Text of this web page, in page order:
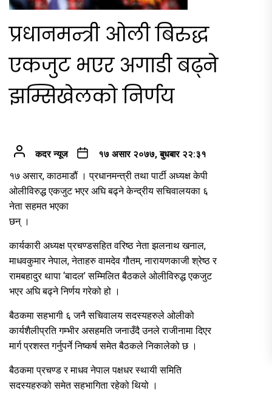
प्रधानमन्त्री ओली बिरुद्ध
एकजुट भएर अगाडी बढ्ने
झम्सिखेलको निर्णय
कदर न्यूज १७ असार २०७७, बुधबार २२:३१
१७ असार, काठमाडौं । प्रधानमन्त्री तथा पार्टी अध्यक्ष केपी
ओलीविरुद्ध एकजुट भएर अघि बढ्ने केन्द्रीय सचिवालयका ६
नेता सहमत भएका
छन् ।
कार्यकारी अध्यक्ष प्रचण्डसहित वरिष्ठ नेता झलनाथ खनाल,
माधवकुमार नेपाल, नेताहरु वामदेव गौतम, नारायणकाजी श्रेष्ठ र
रामबहादुर थापा ‘बादल’ सम्मिलित बैठकले ओलीविरुद्ध एकजुट
भएर अघि बढ्ने निर्णय गरेको हो ।
बैठकमा सहभागी ६ जनै सचिवालय सदस्यहरुले ओलीको
कार्यशैलीप्रति गम्भीर असहमति जनाउँदै उनले राजीनामा दिएर
मार्ग प्रशस्त गर्नुपर्ने निष्कर्ष समेत बैठकले निकालेको छ ।
बैठकमा प्रचण्ड र माधव नेपाल पक्षधर स्थायी समिति
सदस्यहरुको समेत सहभागिता रहेको थियो ।